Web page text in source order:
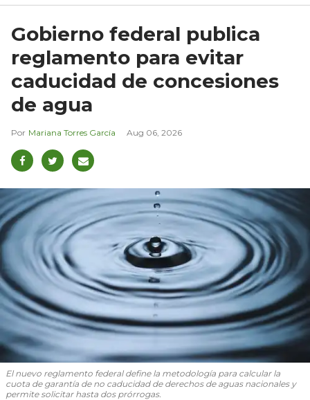
Gobierno federal publica
reglamento para evitar
caducidad de concesiones
de agua
Mariana Torres García Aug 06, 2026
El nuevo reglamento federal define la metodología para calcular la
cuota de garantía de no caducidad de derechos de aguas nacionales y
permite solicitar hasta dos prórrogas.